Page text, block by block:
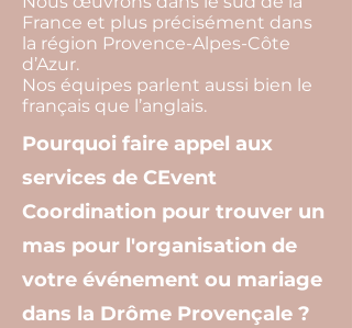
France et plus précisément dans
la région Provence-Alpes-Côte
d’Azur.
Nos équipes parlent aussi bien le
français que l’anglais.
Pourquoi faire appel aux
services de CEvent
Coordination pour trouver un
mas pour l'organisation de
votre événement ou mariage
dans la Drôme Provençale ?